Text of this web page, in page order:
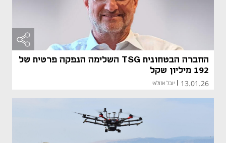
החברה הבטחונית TSG השלימה הנפקה פרטית של
192 מיליון שקל
13.01.26
| יובל אזולאי